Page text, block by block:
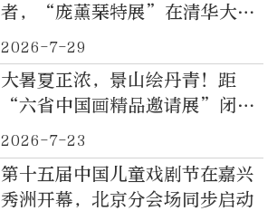
者，“庞薰琹特展”在清华大学
艺术博物馆开幕
2026-7-29
大暑夏正浓，景山绘丹青！距
“六省中国画精品邀请展”闭幕
仅剩一周
2026-7-23
第十五届中国儿童戏剧节在嘉兴
秀洲开幕，北京分会场同步启动